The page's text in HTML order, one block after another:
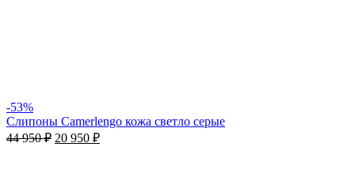
-53%
Cлипоны Camerlengo кожа светло серые
44 950₽ 20 950 ₽